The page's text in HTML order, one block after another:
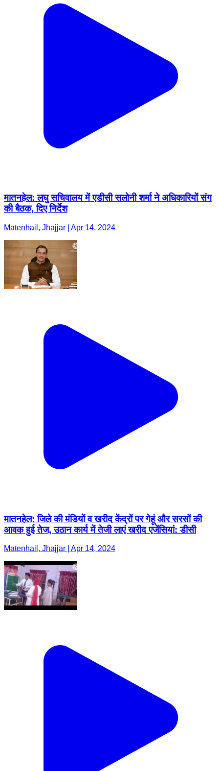
मातनहेल: लघु सचिवालय में एडीसी सलोनी शर्मा ने अधिकारियों संग
की बैठक, दिए निर्देश
Matenhail, Jhajjar | Apr 14, 2024
मातनहेल: जिले की मंडियों व खरीद केंद्रों पर गेहूं और सरसों की
आवक हुई तेज, उठान कार्य में तेजी लाएं खरीद एजेंसियां: डीसी
Matenhail, Jhajjar | Apr 14, 2024